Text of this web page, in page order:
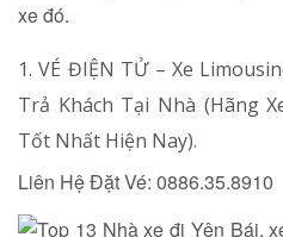
xe đó.
1. VÉ ĐIỆN TỬ – Xe
Trả Khách Tại Nhà (Hãng
Tốt Nhất Hiện Nay).
Liên Hệ Đặt Vé: 0886.35.8910